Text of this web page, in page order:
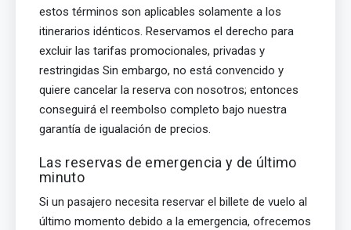
estos términos son aplicables solamente a los
itinerarios idénticos. Reservamos el derecho para
excluir las tarifas promocionales, privadas y
restringidas Sin embargo, no está convencido y
quiere cancelar la reserva con nosotros; entonces
conseguirá el reembolso completo bajo nuestra
garantía de igualación de precios.
Las reservas de emergencia y de último
minuto
Si un pasajero necesita reservar el billete de vuelo al
último momento debido a la emergencia, ofrecemos